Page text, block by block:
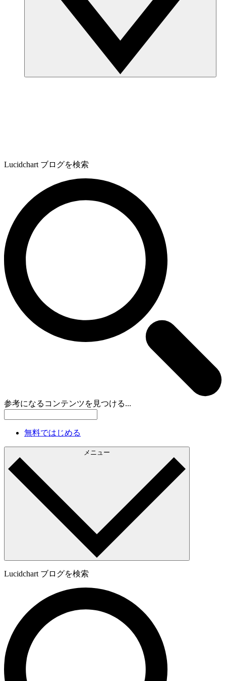
Lucidchart ブログを検索
参考になるコンテンツを見つける...
無料ではじめる
メニュー
Lucidchart ブログを検索